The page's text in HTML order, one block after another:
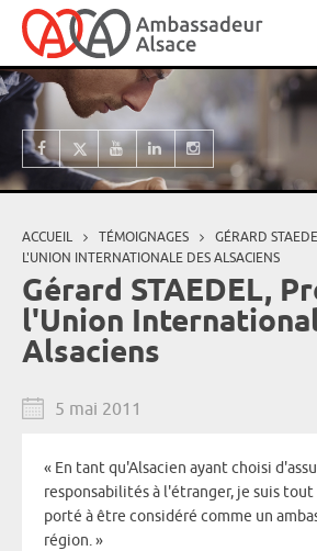
Aller au contenu principal
Vous êtes ici
ACCUEIL TÉMOIGNAGES
GÉRARD
L'UNION INTERNATIONALE DES ALSACIENS
Gérard STAEDEL,
l'Union
Alsaciens
5 mai 2011
« En tant qu'Alsacien ayant choisi
responsabilités à l'étranger, je suis
porté à être considéré comme un
région.»
Panneau de gestion des cookies